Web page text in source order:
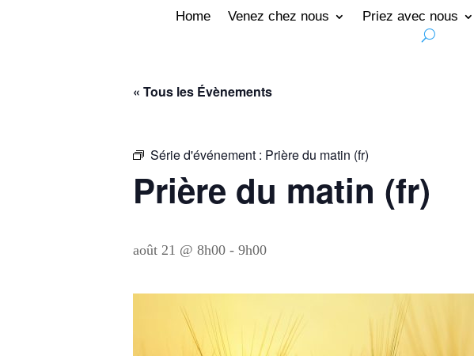
Home Venez chez nous Priez avec nous
« Tous les Évènements
Série d'événement : Prière du matin (fr)
Prière du matin (fr)
août 21 @ 8h00 - 9h00